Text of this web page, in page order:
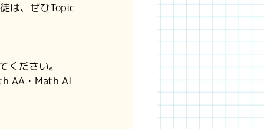
は、ぜひTopic
ください。
AA・Math AI